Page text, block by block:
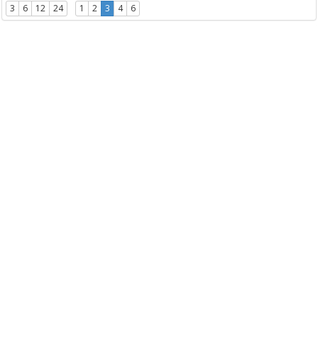
3 6 12 24 1 2 3 4 6